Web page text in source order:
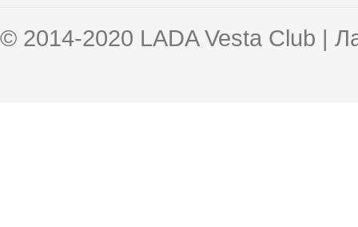
© 2014-2020 LADA Vesta Club |